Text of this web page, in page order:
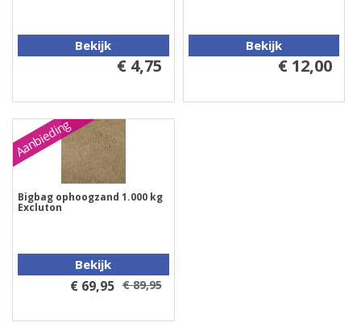
Bekijk
€ 4,75
Bekijk
€ 12,00
Aanbieding
Bigbag ophoogzand 1.000 kg
Excluton
Bekijk
€ 69,95 € 89,95